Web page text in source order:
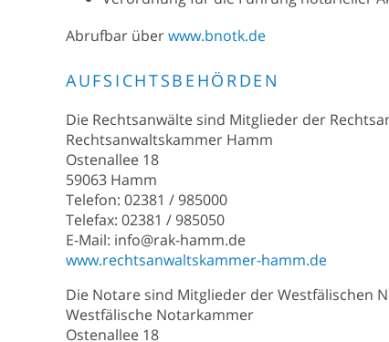
Abrufbar überwww.bnotk.de
AUFSICHTSBEHÖRDEN
Die Rechtsanwälte sind Mitglieder der
Rechtsanwaltskammer Hamm
Ostenallee 18
59063 Hamm
Telefon: 02381 / 985000
Telefax: 02381 / 985050
E-Mail: info@rak-hamm.de
www.rechtsanwaltskammer-hamm.de
Die Notare sind Mitglieder der Westfälischen
Westfälische Notarkammer
Ostenallee 18